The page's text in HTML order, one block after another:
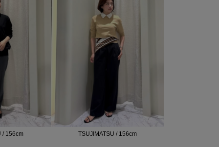
/ 156cm TSUJIMATSU / 156cm